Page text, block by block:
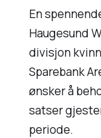
En
Haugesund
divisjon
Sparebank
ønsker å
satser
periode.